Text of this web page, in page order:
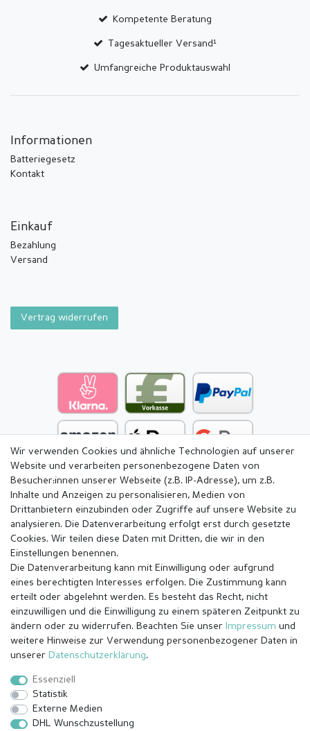
Kompetente Beratung
Tagesaktueller Versand¹
Umfangreiche Produktauswahl
Informationen
Batteriegesetz
Kontakt
Einkauf
Bezahlung
Versand
Vertrag widerrufen
Impressum Daten­schutz­erklärung
Barrierefreiheitserklärung
Wir verwenden Cookies und ähnliche Technologien auf unserer
Website und verarbeiten personenbezogene Daten von
Besucher:innen unserer Webseite (z.B. IP-Adresse), um z.B.
Inhalte und Anzeigen zu personalisieren, Medien von
Drittanbietern einzubinden oder Zugriffe auf unsere Website zu
analysieren. Die Datenverarbeitung erfolgt erst durch gesetzte
Cookies. Wir teilen diese Daten mit Dritten, die wir in den
Einstellungen benennen.
Die Datenverarbeitung kann mit Einwilligung oder aufgrund
eines berechtigten Interesses erfolgen. Die Zustimmung kann
erteilt oder abgelehnt werden. Es besteht das Recht, nicht
einzuwilligen und die Einwilligung zu einem späteren Zeitpunkt zu
ändern oder zu widerrufen. Beachten Sie unser Impressum und
weitere Hinweise zur Verwendung personenbezogener Daten in
unserer Daten­schutz­erklärung.
Essenziell
Statistik
Externe Medien
DHL Wunschzustellung